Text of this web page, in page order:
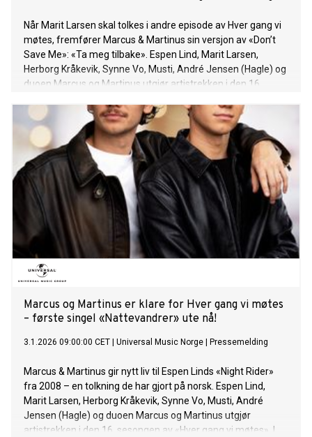
Når Marit Larsen skal tolkes i andre episode av Hver gang vi
møtes, fremfører Marcus & Martinus sin versjon av «Don’t
Save Me»: «Ta meg tilbake». Espen Lind, Marit Larsen,
Herborg Kråkevik, Synne Vo, Musti, André Jensen (Hagle) og
duoen Marcus og Martinus utgjør artistrekken i den 16.
omgivelser på Hadeland har de skapt nye, magiske
musikkøyeblikk. «Don’t Save Me» er låten som umiddelbart
fanget duoens oppmerksomhet, og som de har hatt et
forhold til siden de var yngre. I sin tolkning har Marcus &
Martinus valgt å snu perspektivet i teksten og fortelle
historien fra et mannlig ståsted. Resultatet er en nær og sår
versjon, fremført med stor respekt for
originalen. Responsen fra Marit Larsen var veldig positiv – til
stor lettelse for en nervøs, men stolt duo. Hør låten HER. «Ta
meg tilbake» følger opp suksessen til «Nattevandrer», som
allerede har fått enorm respons og klatret inn på topp 10 i
Norge – og markerer nok et sterkt norskspråk
Marcus og Martinus er klare for Hver gang vi møtes
– første singel «Nattevandrer» ute nå!
3.1.2026 09:00:00 CET Universal Music Norge Pressemelding
Marcus & Martinus gir nytt liv til Espen Linds «Night Rider»
fra 2008 – en tolkning de har gjort på norsk. Espen Lind,
Marit Larsen, Herborg Kråkevik, Synne Vo, Musti, André
Jensen (Hagle) og duoen Marcus og Martinus utgjør
artistrekken i den 16. sesongen av «Hver gang vi møtes». I